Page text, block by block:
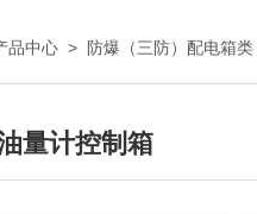
品中心 > 防爆（三防）配电箱类
量计控制箱